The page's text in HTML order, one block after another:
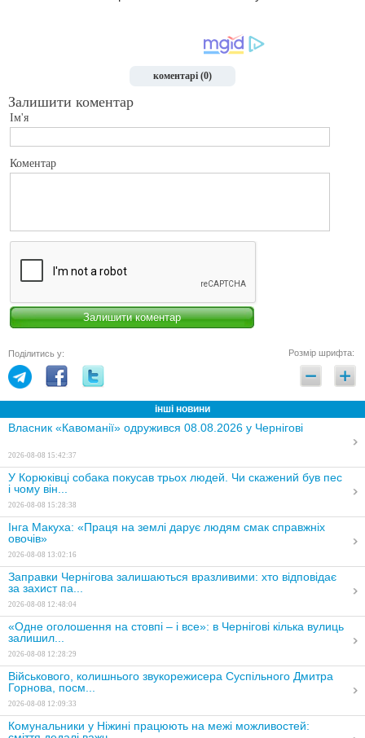
коментарі (0)
Залишити коментар
Ім'я
Коментар
Поділитись у: Розмір шрифта:
інші новини
Власник «Кавоманії» одружився 08.08.2026 у Чернігові
2026-08-08 15:42:37
У Корюківці собака покусав трьох людей. Чи скажений був пес
і чому він...
2026-08-08 15:28:38
Інга Макуха: «Праця на землі дарує людям смак справжніх
овочів»
2026-08-08 13:02:16
Заправки Чернігова залишаються вразливими: хто відповідає
за захист па...
2026-08-08 12:48:04
«Одне оголошення на стовпі – і все»: в Чернігові кілька вулиць
залишил...
2026-08-08 12:28:29
Військового, колишнього звукорежисера Суспільного Дмитра
Горнова, посм...
2026-08-08 12:09:33
Комунальники у Ніжині працюють на межі можливостей: